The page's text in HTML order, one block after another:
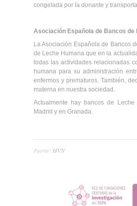
congelada por la donante y
Asociación Española de Bancos de
La Asociación Española de Bancos
de Leche Humana que en la
todas las actividades relacionadas
humana para su administración
enfermos y prematuros. También,
materna en nuestra sociedad.
Actualmente hay bancos de Leche
Madrid y en Granada.
Fuente: HVN